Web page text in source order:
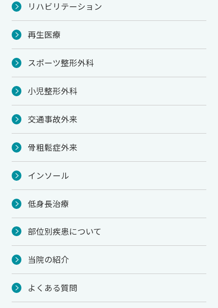
リハビリテーション
再生医療
スポーツ整形外科
小児整形外科
交通事故外来
骨粗鬆症外来
インソール
低身長治療
部位別疾患について
当院の紹介
よくある質問